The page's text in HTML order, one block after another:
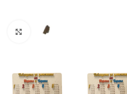
Увеличи